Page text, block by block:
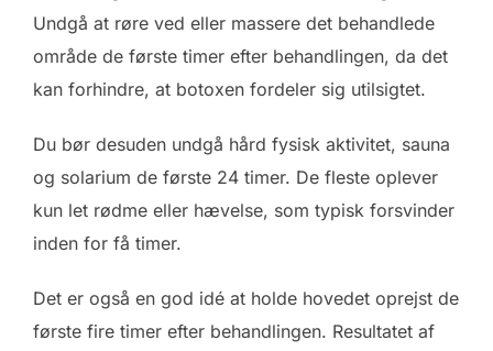
Undgå at røre ved eller massere det behandlede
område de første timer efter behandlingen, da det
kan forhindre, at botoxen fordeler sig utilsigtet.
Du bør desuden undgå hård fysisk aktivitet, sauna
og solarium de første 24 timer. De fleste oplever
kun let rødme eller hævelse, som typisk forsvinder
inden for få timer.
Det er også en god idé at holde hovedet oprejst de
første fire timer efter behandlingen. Resultatet af